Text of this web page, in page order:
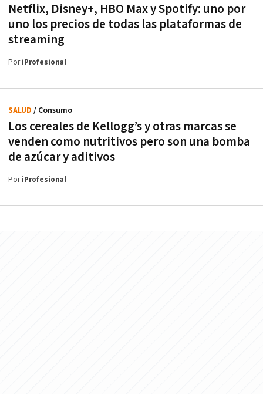
Netflix, Disney+, HBO Max y Spotify: uno por
uno los precios de todas las plataformas de
streaming
PoriProfesional
Los cereales de Kellogg’s y otras marcas se
venden como nutritivos pero son una bomba
de azúcar y aditivos
SALUD / Consumo
PoriProfesional